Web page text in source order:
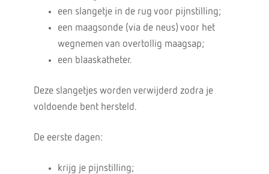
een slangetje in de rug voor pijnstilling;
een maagsonde (via de neus) voor het
wegnemen van overtollig maagsap;
een blaaskatheter.
Deze slangetjes worden verwijderd zodra je
voldoende bent hersteld.
De eerste dagen:
krijg je pijnstilling;